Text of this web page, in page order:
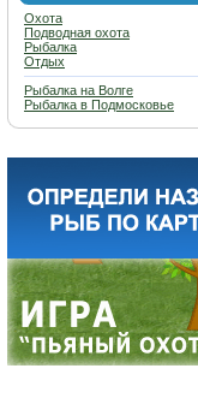
Охота
Подводная охота
Рыбалка
Отдых
Рыбалка на Волге
Рыбалка в Подмосковье